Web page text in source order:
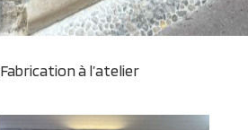
Fabrication à l’atelier